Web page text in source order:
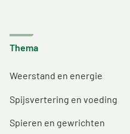
Thema
Weerstand en energie
Spijsvertering en voeding
Spieren en gewrichten